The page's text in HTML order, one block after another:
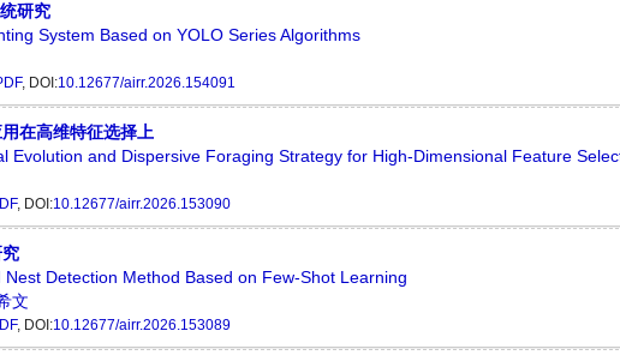
研究
System Based on YOLO Series Algorithms
, DOI:10.12677/airr.2026.154091
在高维特征选择上
Evolution and Dispersive Foraging Strategy for High-Dimensional Feature
, DOI:10.12677/airr.2026.153090
Detection Method Based on Few-Shot Learning
文
, DOI:10.12677/airr.2026.153089